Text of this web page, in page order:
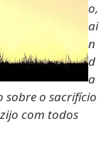
o,
ai
n
d
a
sobre o sacrifício
com todos